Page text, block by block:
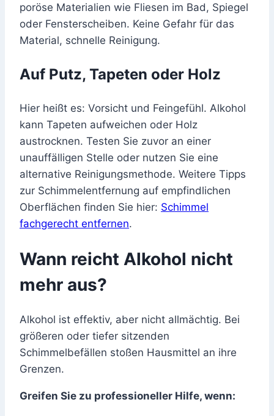
poröse Materialien wie Fliesen im Bad, Spiegel
oder Fensterscheiben. Keine Gefahr für das
Material, schnelle Reinigung.
Auf Putz, Tapeten oder Holz
Hier heißt es: Vorsicht und Feingefühl. Alkohol
kann Tapeten aufweichen oder Holz
austrocknen. Testen Sie zuvor an einer
unauffälligen Stelle oder nutzen Sie eine
alternative Reinigungsmethode. Weitere Tipps
zur Schimmelentfernung auf empfindlichen
Oberflächen finden Sie hier: Schimmel
fachgerecht entfernen.
Wann reicht Alkohol nicht
mehr aus?
Alkohol ist effektiv, aber nicht allmächtig. Bei
größeren oder tiefer sitzenden
Schimmelbefällen stoßen Hausmittel an ihre
Grenzen.
Greifen Sie zu professioneller Hilfe, wenn: